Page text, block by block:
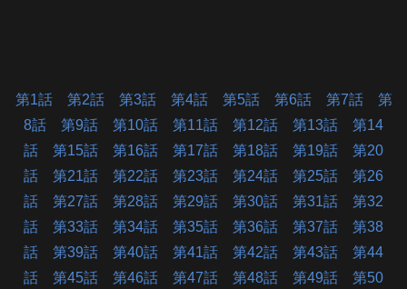
第1話 第2話 第3話 第4話 第5話 第6話 第7話 第
8話 第9話 第10話 第11話 第12話 第13話 第14
話 第15話 第16話 第17話 第18話 第19話 第20
話 第21話 第22話 第23話 第24話 第25話 第26
話 第27話 第28話 第29話 第30話 第31話 第32
話 第33話 第34話 第35話 第36話 第37話 第38
話 第39話 第40話 第41話 第42話 第43話 第44
話 第45話 第46話 第47話 第48話 第49話 第50